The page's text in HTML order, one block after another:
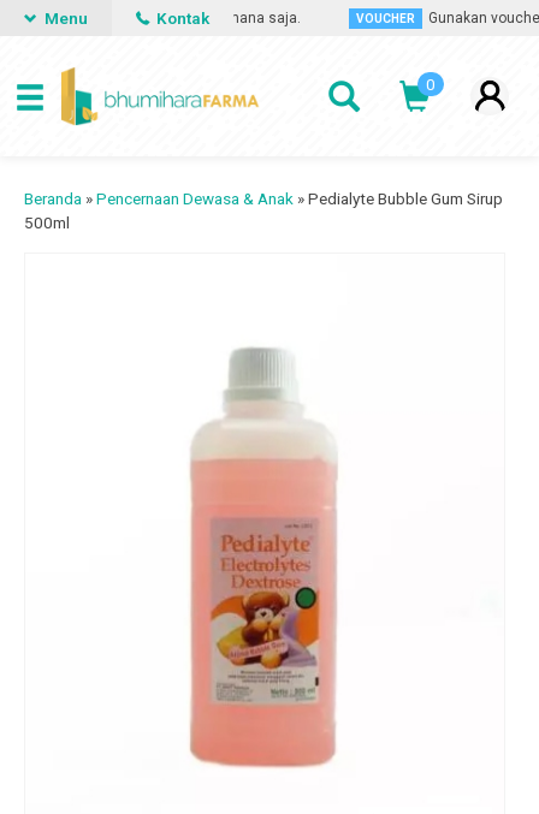
apa saja, kapan saja dan dimana saja. VOUCHER Gunakan voucher
Menu Kontak
0
Beranda »Pencernaan Dewasa & Anak »Pedialyte Bubble Gum Sirup
500ml